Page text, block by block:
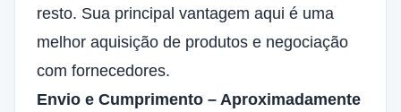
resto. Sua principal vantagem aqui é uma
melhor aquisição de produtos e negociação
com fornecedores.
Envio e Cumprimento – Aproximadamente